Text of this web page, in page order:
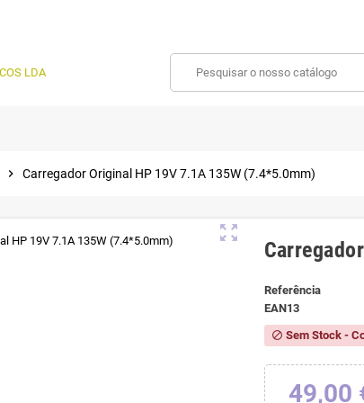
chevron_right Carregador Original HP 19V 7.1A 135W (7.4*5.0mm)
zoom_out_map
Referência
EAN13
block Sem Stock -
49,00